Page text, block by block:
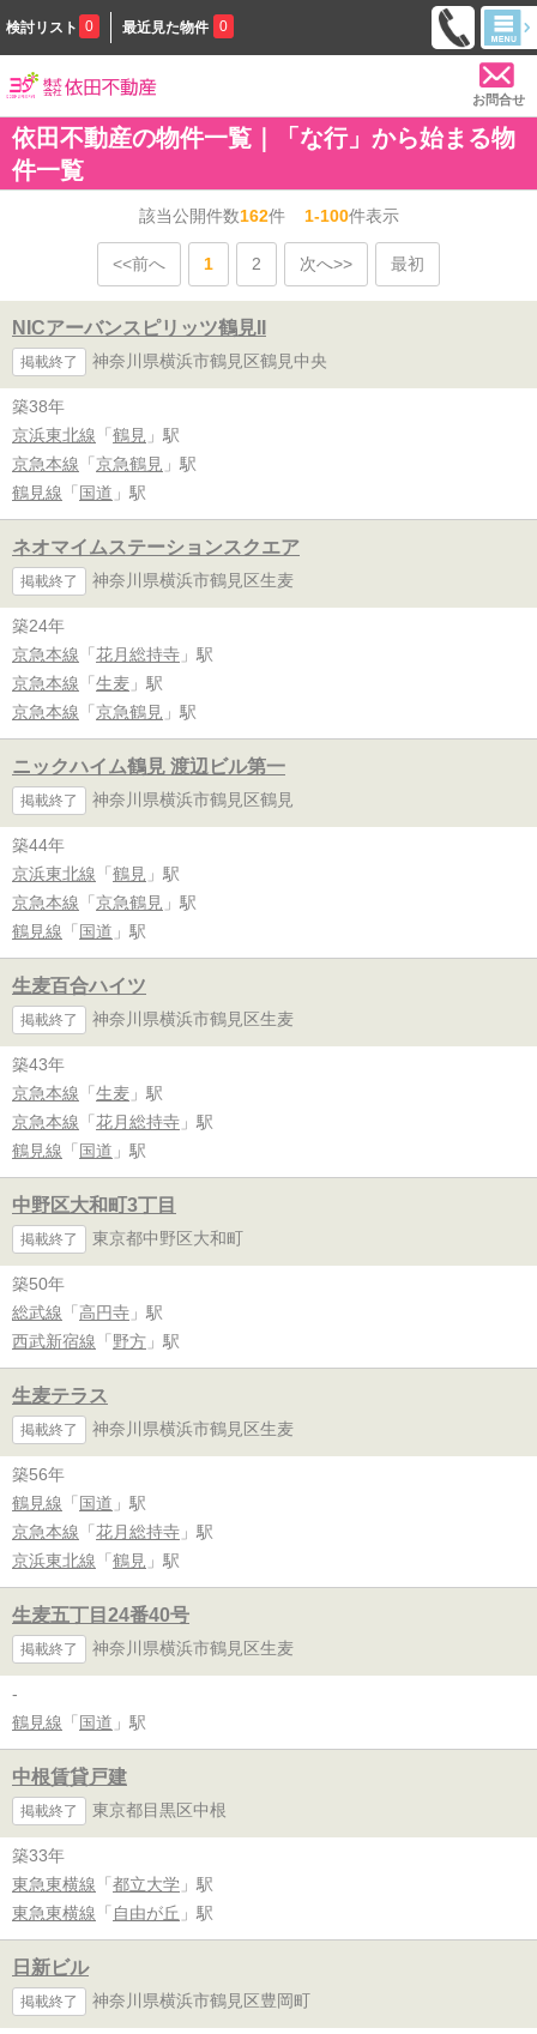
検討リスト 0 最近見た物件 0
お問合せ
依田不動産の物件一覧｜「な行」から始まる物
件一覧
該当公開件数162件1-100件表示
<<前へ 1 2 次へ>> 最初
NICアーバンスピリッツ鶴見II
掲載終了 神奈川県横浜市鶴見区鶴見中央
築38年
京浜東北線 「 鶴見 」駅
京急本線 「 京急鶴見 」駅
鶴見線 「 国道 」駅
ネオマイムステーションスクエア
掲載終了 神奈川県横浜市鶴見区生麦
築24年
京急本線 「 花月総持寺 」駅
京急本線 「 生麦 」駅
京急本線 「 京急鶴見 」駅
ニックハイム鶴見 渡辺ビル第一
掲載終了 神奈川県横浜市鶴見区鶴見
築44年
京浜東北線 「 鶴見 」駅
京急本線 「 京急鶴見 」駅
鶴見線 「 国道 」駅
生麦百合ハイツ
掲載終了 神奈川県横浜市鶴見区生麦
築43年
京急本線 「 生麦 」駅
京急本線 「 花月総持寺 」駅
鶴見線 「 国道 」駅
中野区大和町3丁目
掲載終了 東京都中野区大和町
築50年
総武線 「 高円寺 」駅
西武新宿線 「 野方 」駅
生麦テラス
掲載終了 神奈川県横浜市鶴見区生麦
築56年
鶴見線 「 国道 」駅
京急本線 「 花月総持寺 」駅
京浜東北線 「 鶴見 」駅
生麦五丁目24番40号
掲載終了 神奈川県横浜市鶴見区生麦
-
鶴見線 「 国道 」駅
中根賃貸戸建
掲載終了 東京都目黒区中根
築33年
東急東横線 「 都立大学 」駅
東急東横線 「 自由が丘 」駅
日新ビル
掲載終了 神奈川県横浜市鶴見区豊岡町